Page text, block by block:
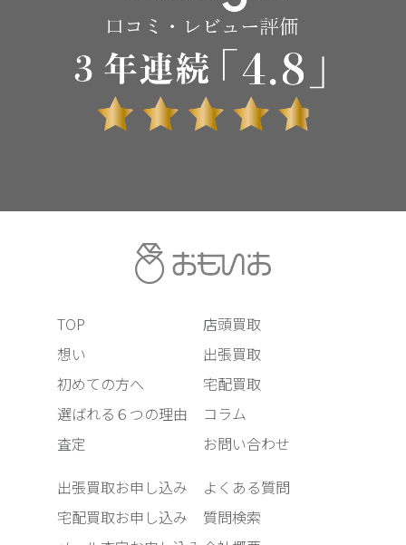
TOP
想い
初めての方へ
選ばれる６つの理由
査定
店頭買取
出張買取
宅配買取
コラム
お問い合わせ
出張買取お申し込み
宅配買取お申し込み
よくある質問
質問検索